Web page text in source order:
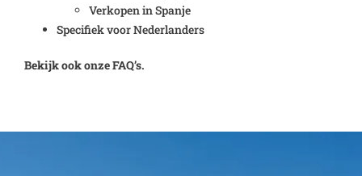
Verkopen in Spanje
Specifiek voor Nederlanders
Bekijk ook onze FAQ’s.